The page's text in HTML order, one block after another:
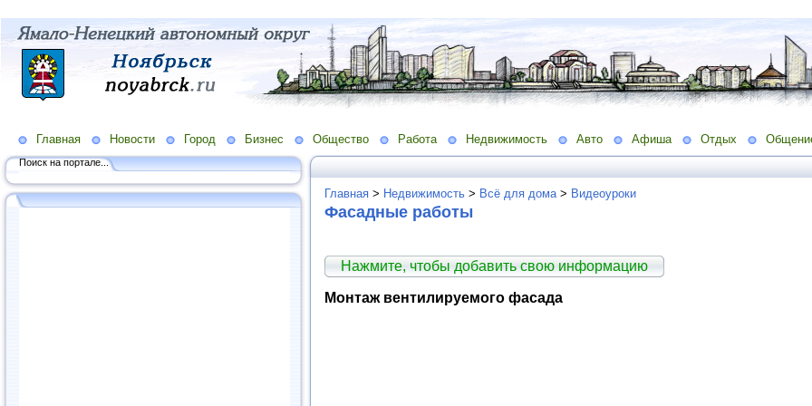
Главная Новости Город Бизнес Общество Работа Недвижимость Авто Афиша Отдых
Поиск на портале...
Главная > Недвижимость > Всё для дома > Видеоуроки
Фасадные работы
Нажмите, чтобы добавить свою информацию
Монтаж вентилируемого фасада